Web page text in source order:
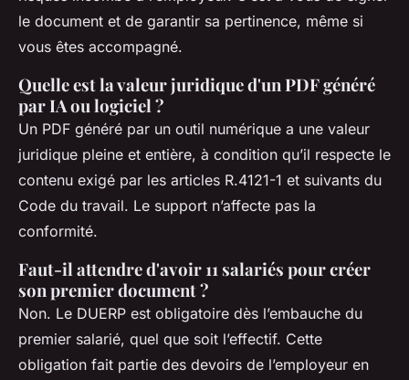
le document et de garantir sa pertinence, même si
vous êtes accompagné.
Quelle est la valeur juridique d'un PDF généré
par IA ou logiciel ?
Un PDF généré par un outil numérique a une valeur
juridique pleine et entière, à condition qu’il respecte le
contenu exigé par les articles R.4121-1 et suivants du
Code du travail. Le support n’affecte pas la
conformité.
Faut-il attendre d'avoir 11 salariés pour créer
son premier document ?
Non. Le DUERP est obligatoire dès l’embauche du
premier salarié, quel que soit l’effectif. Cette
obligation fait partie des devoirs de l’employeur en